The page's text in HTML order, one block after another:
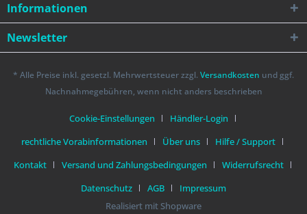
Informationen
Newsletter
* Alle Preise inkl. gesetzl. Mehrwertsteuer zzgl. Versandkosten und ggf.
Nachnahmegebühren, wenn nicht anders beschrieben
Cookie-Einstellungen
Händler-Login
rechtliche Vorabinformationen
Über uns
Hilfe / Support
Kontakt
Versand und Zahlungsbedingungen
Widerrufsrecht
Datenschutz
AGB
Impressum
Realisiert mit Shopware